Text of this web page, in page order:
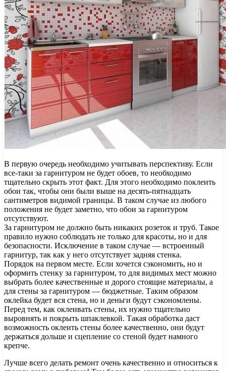
В первую очередь необходимо учитывать перспективу. Если
все-таки за гарнитуром не будет обоев, то необходимо
тщательно скрыть этот факт. Для этого необходимо поклеить
обои так, чтобы они были выше на десять-пятнадцать
сантиметров видимой границы. В таком случае из любого
положения не будет заметно, что обои за гарнитуром
отсутствуют.
За гарнитуром не должно быть никаких розеток и труб. Такое
правило нужно соблюдать не только для красоты, но и для
безопасности. Исключение в таком случае — встроенный
гарнитур, так как у него отсутствует задняя стенка.
Порядок на первом месте. Если хочется сэкономить, но и
оформить стенку за гарнитуром, то для видимых мест можно
выбрать более качественные и дорого стоящие материалы, а
для стены за гарнитуром — бюджетные. Таким образом
оклейка будет вся стена, но и деньги будут сэкономлены.
Перед тем, как оклеивать стены, их нужно тщательно
выровнять и покрыть шпаклевкой. Такая обработка даст
возможность оклеить стены более качественно, они будут
держаться дольше и сцепление со стеной будет намного
крепче.
Лучше всего делать ремонт очень качественно и относиться к